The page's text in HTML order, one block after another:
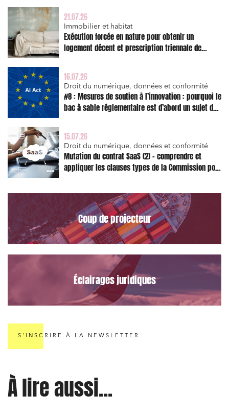
21.07.26
Immobilier et habitat
Exécution forcée en nature pour obtenir un
logement décent et prescription triennale de
16.07.26
Droit du numérique, données et conformité
#8 : Mesures de soutien à l’innovation : pourquoi le
bac à sable réglementaire est d’abord un sujet de
15.07.26
Droit du numérique, données et conformité
Mutation du contrat SaaS (2) – comprendre et
appliquer les clauses types de la Commission pour
Coup de projecteur
Éclairages juridiques
S'INSCRIRE À LA NEWSLETTER
À lire aussi...
Associations et acteurs de l’économie sociale et
solidaire
Media et édition
Immobilier et habitat
Entreprises du numérique
Établissements financiers
Mobilité et transport
Droit du numérique, données et conformité
Relations sociales et droit du travail
Commande publique